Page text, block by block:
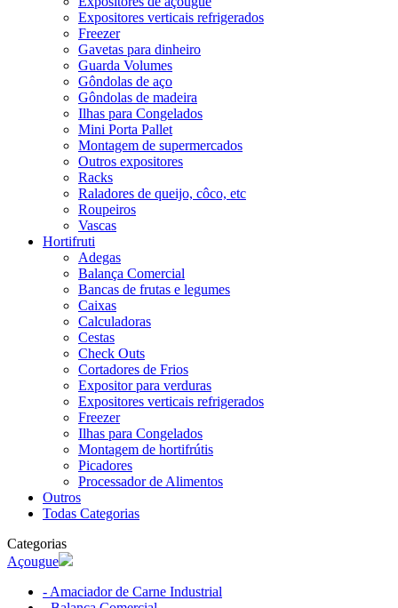
Expositores verticais refrigerados
Freezer
Gavetas para dinheiro
Guarda Volumes
Gôndolas de aço
Gôndolas de madeira
Ilhas para Congelados
Mini Porta Pallet
Montagem de supermercados
Outros expositores
Racks
Raladores de queijo, côco, etc
Roupeiros
Vascas
Hortifruti
Adegas
Balança Comercial
Bancas de frutas e legumes
Caixas
Calculadoras
Cestas
Check Outs
Cortadores de Frios
Expositor para verduras
Expositores verticais refrigerados
Freezer
Ilhas para Congelados
Montagem de hortifrútis
Picadores
Processador de Alimentos
Outros
Todas Categorias
Categorias
Açougue
- Amaciador de Carne Industrial